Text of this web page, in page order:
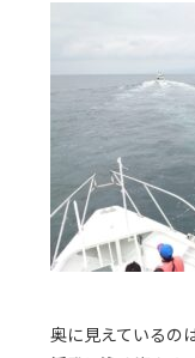
奥に見えているの